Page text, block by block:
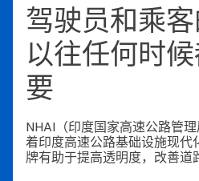
驾驶员和乘
以往任何时
要
NHAI（印度国家高速公路管
着印度高速公路基础设施现代
牌有助于提高透明度，改善道